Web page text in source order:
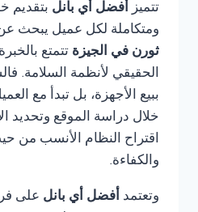
تتميز أفضل أي بانل بتقديم
ومتكاملة لكل عميل يبحث
ثورن في الجيزة تتمتع
الحقيقي لأنظمة السلامة.
ببيع الأجهزة، بل تبدأ مع
خلال دراسة الموقع وتحديد
اقتراح النظام الأنسب من
والكفاءة.
وتعتمد أفضل أي بانل على